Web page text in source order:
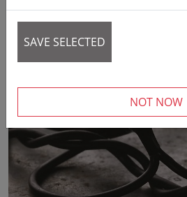
SAVE SELECTED
NOT NOW